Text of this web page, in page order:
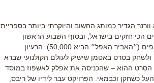
הגדיר כמותג החשוב והיוקרתי ביותר בספריית
הכי חזקים בישראל, ובסוף השבוע הראשון
הרעיון
ולשחק בסרט באטמן שישיק לעולם הקולנועי שברא
הסרט ההוא – שהכניסה את אפלק לאשפוז במוסד
כשחקן וכבמאי הפרויקט עבר לידיו של ריבס